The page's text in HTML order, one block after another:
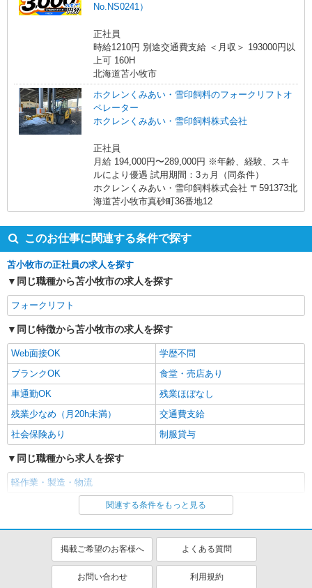
No.NS0241）
正社員
時給1210円 別途交通費支給 ＜月収＞ 193000円以
上可 160H
北海道苫小牧市
ホクレンくみあい・雪印飼料のフォークリフトオ
ペレーター
ホクレンくみあい・雪印飼料株式会社
正社員
月給 194,000円〜289,000円 ※年齢、経験、スキ
ルにより優遇 試用期間：3ヵ月（同条件）
ホクレンくみあい・雪印飼料株式会社 〒591373北
海道苫小牧市真砂町36番地12
このお仕事に関連する条件で探す
苫小牧市の正社員の求人を探す
同じ職種から苫小牧市の求人を探す
フォークリフト
同じ特徴から苫小牧市の求人を探す
Web面接OK
学歴不問
ブランクOK
食堂・売店あり
車通勤OK
残業ほぼなし
残業少なめ（月20h未満）
交通費支給
社会保険あり
制服貸与
同じ職種から求人を探す
軽作業・製造・物流
同じ特徴から求人を探す
車通勤OK
交通費支給
社会保険あり
関連する条件をもっと見る
掲載ご希望のお客様へ よくある質問
お問い合わせ 利用規約